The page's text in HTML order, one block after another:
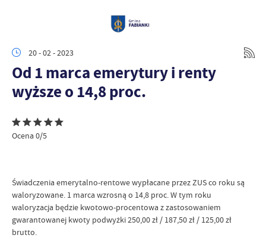
20 - 02 - 2023
Od 1 marca emerytury i renty
wyższe o 14,8 proc.
Ocena 0/5
Świadczenia emerytalno-rentowe wypłacane przez ZUS co roku są
waloryzowane. 1 marca wzrosną o 14,8 proc. W tym roku
waloryzacja będzie kwotowo-procentowa z zastosowaniem
gwarantowanej kwoty podwyżki 250,00 zł / 187,50 zł / 125,00 zł
brutto.